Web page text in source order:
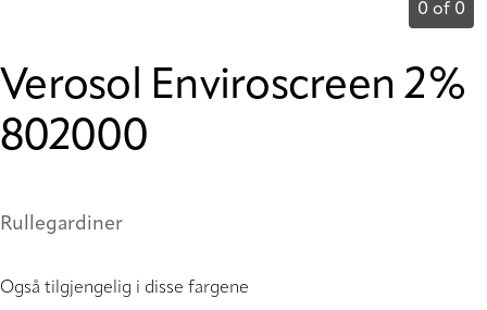
0 of 0
Verosol Enviroscreen 2%
802000
Rullegardiner
Også tilgjengelig i disse fargene